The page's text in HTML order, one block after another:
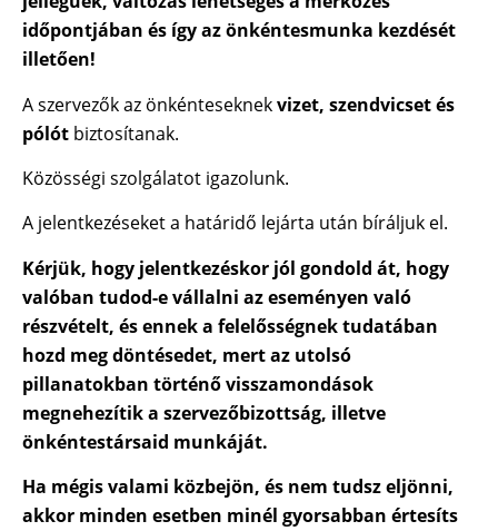
időpontjában és így az önkéntesmunka kezdését
illetően!
A szervezők az önkénteseknekvizet, szendvicset és
pólót biztosítanak.
Közösségi szolgálatot igazolunk.
A jelentkezéseket a határidő lejárta után bíráljuk el.
Kérjük, hogy jelentkezéskor jól gondold át, hogy
valóban tudod-e vállalni az eseményen való
részvételt, és ennek a felelősségnek tudatában
hozd meg döntésedet, mert az utolsó
pillanatokban történő visszamondások
megnehezítik a szervezőbizottság, illetve
önkéntestársaid munkáját.
Ha mégis valami közbejön, és nem tudsz eljönni,
akkor minden esetben minél gyorsabban értesíts